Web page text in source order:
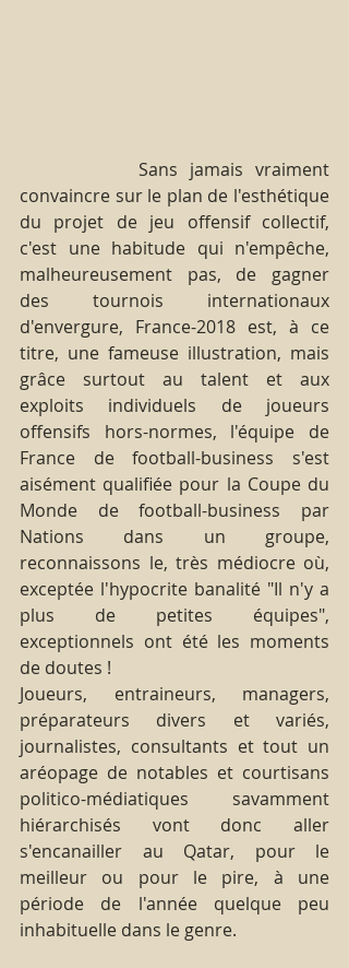
          Sans jamais vraiment
convaincre sur le plan de l'esthétique
du projet de jeu offensif collectif,
c'est une habitude qui n'empêche,
malheureusement pas, de gagner
des tournois internationaux
d'envergure, France-2018 est, à ce
titre, une fameuse illustration, mais
grâce surtout au talent et aux
exploits individuels de joueurs
offensifs hors-normes, l'équipe de
France de football-business s'est
aisément qualifiée pour la Coupe du
Monde de football-business par
Nations dans un groupe,
reconnaissons le, très médiocre où,
exceptée l'hypocrite banalité "Il n'y a
plus de petites équipes",
exceptionnels ont été les moments
de doutes !
Joueurs, entraineurs, managers,
préparateurs divers et variés,
journalistes, consultants et tout un
aréopage de notables et courtisans
politico-médiatiques savamment
hiérarchisés vont donc aller
s'encanailler au Qatar, pour le
meilleur ou pour le pire, à une
période de l'année quelque peu
inhabituelle dans le genre.